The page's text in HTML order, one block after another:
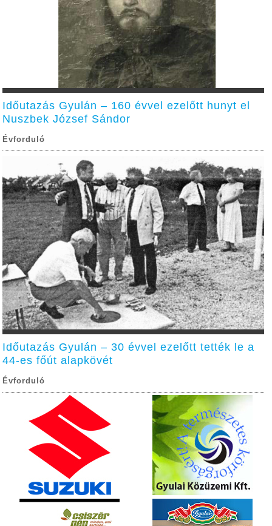
Időutazás Gyulán – 160 évvel ezelőtt hunyt el
Nuszbek József Sándor
Évforduló
Időutazás Gyulán – 30 évvel ezelőtt tették le a
44-es főút alapkövét
Évforduló